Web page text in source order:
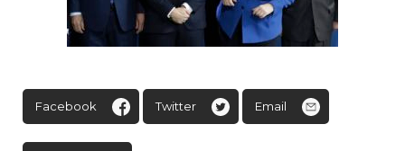
Facebook Twitter Email